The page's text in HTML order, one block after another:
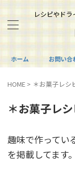
レシピやドラ
ホーム お問い合
HOME > ＊お菓子レシ
＊お菓子レ
趣味で作ってい
を掲載してます。